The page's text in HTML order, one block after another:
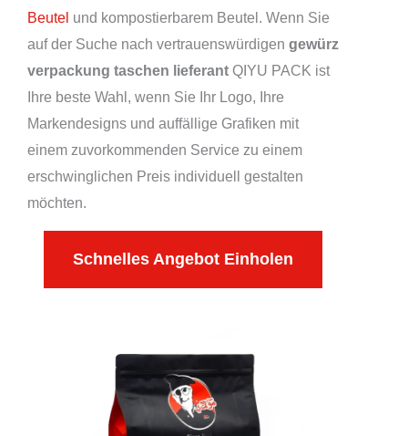
Beutel und kompostierbarem Beutel. Wenn Sie
auf der Suche nach vertrauenswürdigen gewürz
verpackung taschen lieferant QIYU PACK ist
Ihre beste Wahl, wenn Sie Ihr Logo, Ihre
Markendesigns und auffällige Grafiken mit
einem zuvorkommenden Service zu einem
erschwinglichen Preis individuell gestalten
möchten.
Schnelles Angebot Einholen